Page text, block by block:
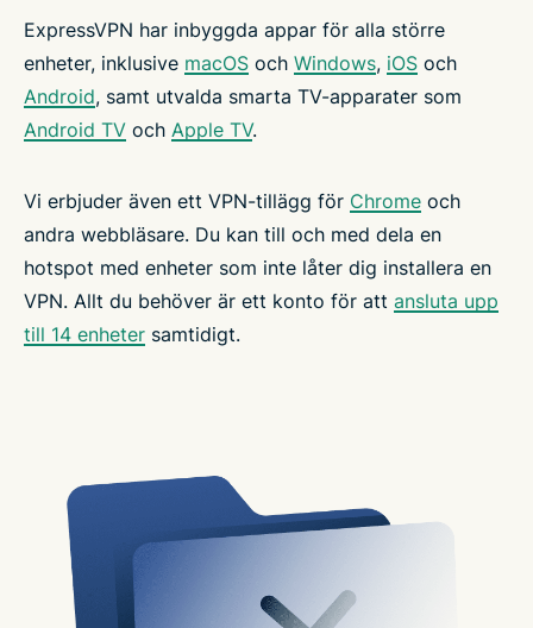
ExpressVPN har inbyggda appar för alla större
enheter, inklusive macOS och Windows, iOS och
Android, samt utvalda smarta TV-apparater som
Android TV och Apple TV.
Vi erbjuder även ett VPN-tillägg för Chrome och
andra webbläsare. Du kan till och med dela en
hotspot med enheter som inte låter dig installera en
VPN. Allt du behöver är ett konto för att ansluta upp
till 14 enheter samtidigt.